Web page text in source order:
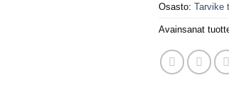
Osasto: Tarvike
Avainsanat